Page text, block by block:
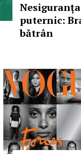
puternic:
bătrân